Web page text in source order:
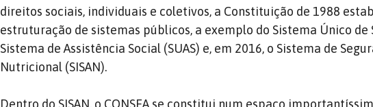
direitos sociais, individuais e coletivos, a Constituição de 1988
estruturação de sistemas públicos, a exemplo do Sistema Único de
Sistema de Assistência Social (SUAS) e, em 2016, o Sistema de
Nutricional (SISAN).
Dentro do SISAN, o CONSEA se constitui num espaço